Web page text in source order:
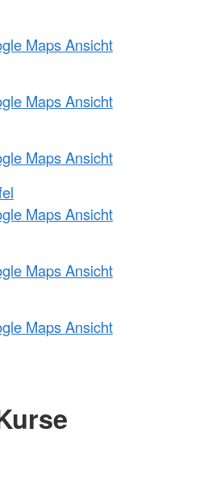
Maps Ansicht
Maps Ansicht
Maps Ansicht
Maps Ansicht
Maps Ansicht
Maps Ansicht